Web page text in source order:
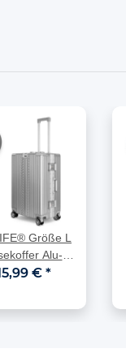
Größe L
Alu-
mit ABS +
€ *